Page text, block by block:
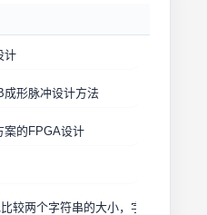
计
成形脉冲设计方法
案的FPGA设计
较两个字符串的大小，字符匹配，等